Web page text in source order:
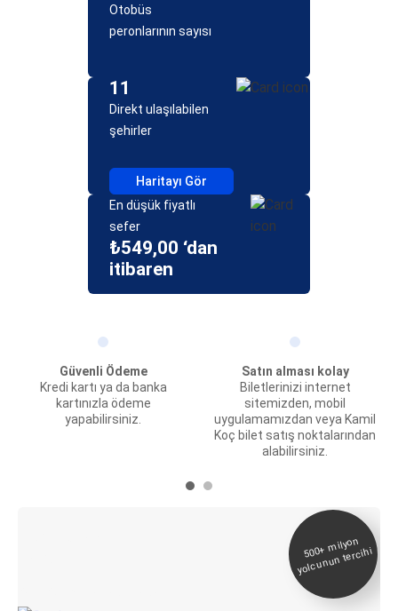
Otobüs
peronlarının sayısı
11
Direkt ulaşılabilen
şehirler
Haritayı Gör
En düşük fiyatlı
sefer
₺549,00 ‘dan
itibaren
Güvenli Ödeme
Kredi kartı ya da banka
kartınızla ödeme
yapabilirsiniz.
Satın alması kolay
Biletlerinizi internet
sitemizden, mobil
uygulamamızdan veya Kamil
Koç bilet satış noktalarından
alabilirsiniz.
500+
milyon
yolcunun tercihi